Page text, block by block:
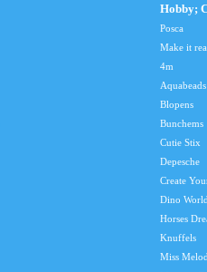
Hobby;
Posca
Make it
4m
Aquabeads
Blopens
Bunchems
Cutie Stix
Depesche
Create
Dino
Horses
Knuffels
Miss